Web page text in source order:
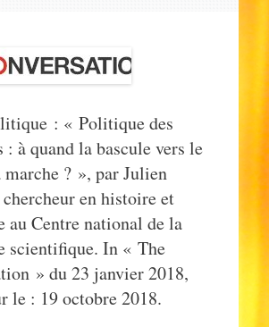
: « Politique des
à quand la bascule vers le
? », par Julien
en histoire et
au Centre national de la
scientifique. In « The
» du 23 janvier 2018,
le : 19 octobre 2018.